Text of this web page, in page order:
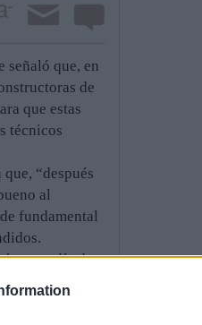
señaló que, en
de
que estas
técnicos
“después
al
fundamental
que, a día de
se